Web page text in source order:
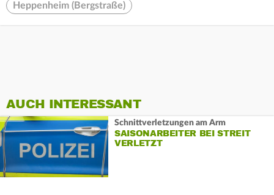
Heppenheim (Bergstraße)
AUCH INTERESSANT
Schnittverletzungen am Arm
SAISONARBEITER BEI STREIT
VERLETZT